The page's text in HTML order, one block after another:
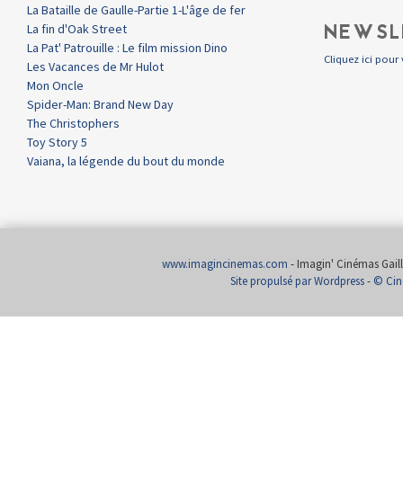
La Bataille de Gaulle-Partie 1-L'âge de fer
La fin d'Oak Street
La Pat' Patrouille : Le film mission Dino
Les Vacances de Mr Hulot
Mon Oncle
Spider-Man: Brand New Day
The Christophers
Toy Story 5
Vaiana, la légende du bout du monde
Cliquez ici pour
www.imagincinemas.com - Imagin' Cinémas
Site propulsé par Wordpress- ©